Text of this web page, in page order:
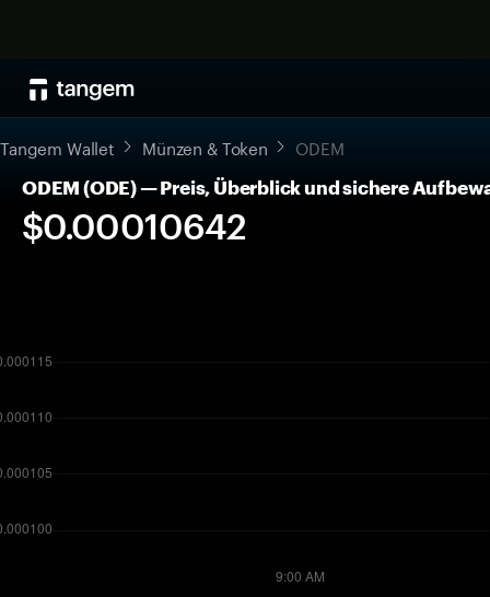
Tangem Wallet Münzen & Token ODEM
ODEM (ODE) — Preis, Überblick und sichere
$0.00010642